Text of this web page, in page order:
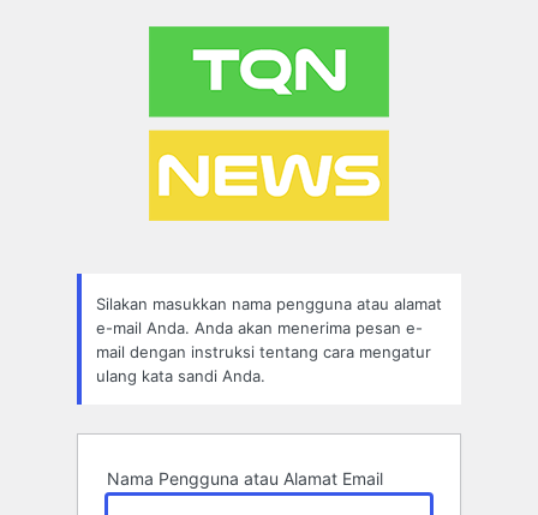
Silakan masukkan nama pengguna atau alamat
e-mail Anda. Anda akan menerima pesan e-
mail dengan instruksi tentang cara mengatur
ulang kata sandi Anda.
Nama Pengguna atau Alamat Email